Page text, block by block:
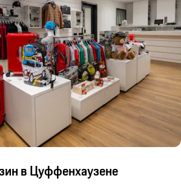
в Цуффенхаузене